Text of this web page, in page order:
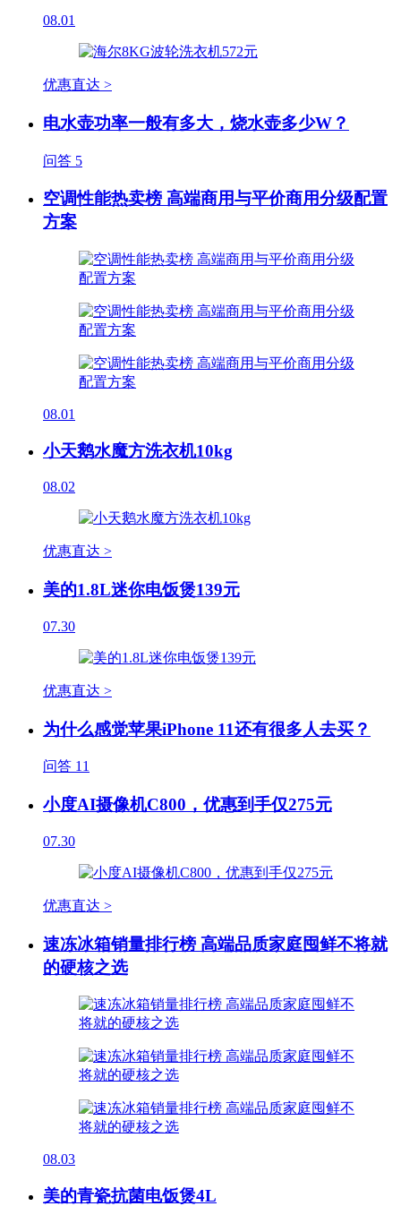
08.01
优惠直达 >
电水壶功率一般有多大，烧水壶多少W？
问答 5
空调性能热卖榜 高端商用与平价商用分级配置
方案
08.01
小天鹅水魔方洗衣机10kg
08.02
优惠直达 >
美的1.8L迷你电饭煲139元
07.30
优惠直达 >
为什么感觉苹果iPhone 11还有很多人去买？
问答 11
小度AI摄像机C800，优惠到手仅275元
07.30
优惠直达 >
速冻冰箱销量排行榜 高端品质家庭囤鲜不将就
的硬核之选
08.03
美的青瓷抗菌电饭煲4L